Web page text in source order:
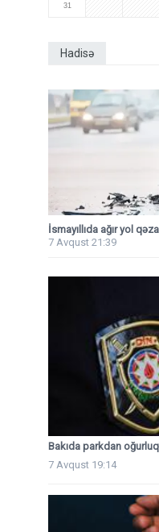
31
Hadisə
İsmayıllıda ağır yol
7 Avqust 21:39
Bakıda parkdan
7 Avqust 19:14